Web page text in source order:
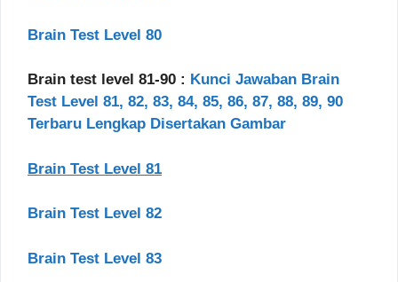
Brain Test Level 80
Brain test level 81-90 : Kunci Jawaban Brain
Test Level 81, 82, 83, 84, 85, 86, 87, 88, 89, 90
Terbaru Lengkap Disertakan Gambar
Brain Test Level 81
Brain Test Level 82
Brain Test Level 83